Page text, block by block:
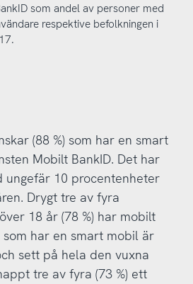
som andel av personer med
respektive befolkningen i
(88 %) som har en smart
Mobilt BankID. Det har
ungefär 10 procentenheter
Drygt tre av fyra
18 år (78 %) har mobilt
som har en smart mobil är
sett på hela den vuxna
tre av fyra (73 %) ett